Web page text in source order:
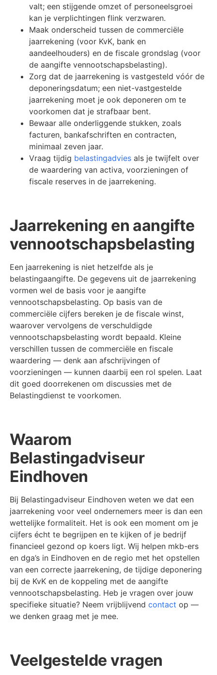
valt; een stijgende omzet of personeelsgroei
kan je verplichtingen flink verzwaren.
Maak onderscheid tussen de commerciële
jaarrekening (voor KvK, bank en
aandeelhouders) en de fiscale grondslag (voor
de aangifte vennootschapsbelasting).
Zorg dat de jaarrekening is vastgesteld vóór de
deponeringsdatum; een niet-vastgestelde
jaarrekening moet je ook deponeren om te
voorkomen dat je strafbaar bent.
Bewaar alle onderliggende stukken, zoals
facturen, bankafschriften en contracten,
minimaal zeven jaar.
Vraag tijdig belastingadvies als je twijfelt over
de waardering van activa, voorzieningen of
fiscale reserves in de jaarrekening.
Jaarrekening en aangifte
vennootschapsbelasting
Een jaarrekening is niet hetzelfde als je
belastingaangifte. De gegevens uit de jaarrekening
vormen wel de basis voor je aangifte
vennootschapsbelasting. Op basis van de
commerciële cijfers bereken je de fiscale winst,
waarover vervolgens de verschuldigde
vennootschapsbelasting wordt bepaald. Kleine
verschillen tussen de commerciële en fiscale
waardering — denk aan afschrijvingen of
voorzieningen — kunnen daarbij een rol spelen. Laat
dit goed doorrekenen om discussies met de
Belastingdienst te voorkomen.
Waarom
Belastingadviseur
Eindhoven
Bij Belastingadviseur Eindhoven weten we dat een
jaarrekening voor veel ondernemers meer is dan een
wettelijke formaliteit. Het is ook een moment om je
cijfers écht te begrijpen en te kijken of je bedrijf
financieel gezond op koers ligt. Wij helpen mkb-ers
en dga’s in Eindhoven en de regio met het opstellen
van een correcte jaarrekening, de tijdige deponering
bij de KvK en de koppeling met de aangifte
vennootschapsbelasting. Heb je vragen over jouw
specifieke situatie? Neem vrijblijvend contact op —
we denken graag met je mee.
Veelgestelde vragen